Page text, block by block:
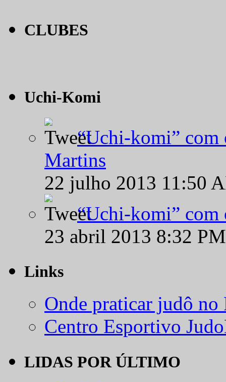
CLUBES
Uchi-Komi
“Uchi-komi” com
Martins
22 julho 2013 11:50
“Uchi-komi” com
23 abril 2013 8:32
Links
Onde praticar judô
Centro Esportivo
LIDAS POR ÚLTIMO